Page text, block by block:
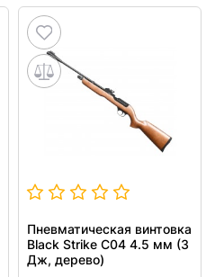
Пневматическая винтовка
Black Strike C04 4.5 мм (3
Дж, дерево)